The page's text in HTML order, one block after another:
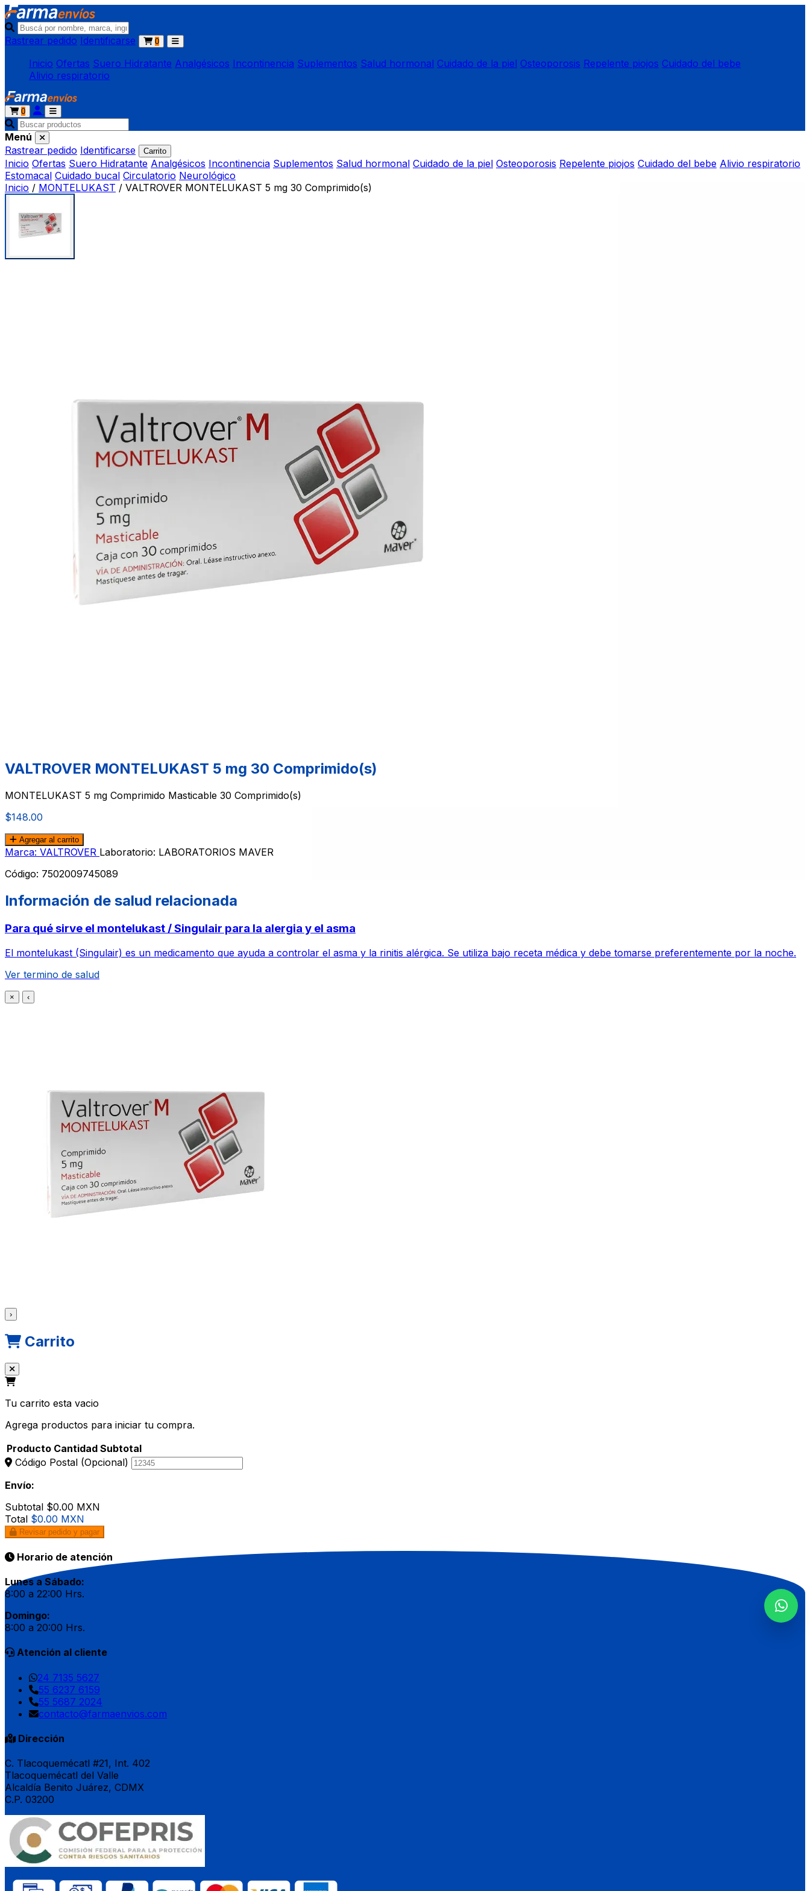
Rastrear pedido Identificarse 0
Inicio Ofertas Suero Hidratante Analgésicos Incontinencia Suplementos Salud hormonal Cuidado de la piel Osteoporosis Repelente piojos Cuidado del bebe
Alivio respiratorio
0
Menú
Rastrear pedido Identificarse Carrito
Inicio Ofertas Suero Hidratante Analgésicos Incontinencia Suplementos Salud hormonal Cuidado de la piel Osteoporosis Repelente piojos Cuidado del bebe Alivio respiratorio
Estomacal Cuidado bucal Circulatorio Neurológico
Inicio / MONTELUKAST / VALTROVER MONTELUKAST 5 mg 30 Comprimido(s)
VALTROVER MONTELUKAST 5 mg 30 Comprimido(s)
MONTELUKAST 5 mg Comprimido Masticable 30 Comprimido(s)
$148.00
Agregar al carrito
Marca: VALTROVER Laboratorio: LABORATORIOS MAVER
Código: 7502009745089
Información de salud relacionada
Para qué sirve el montelukast / Singulair para la alergia y el asma
El montelukast (Singulair) es un medicamento que ayuda a controlar el asma y la rinitis alérgica. Se utiliza bajo receta médica y debe tomarse preferentemente por la noche.
Ver termino de salud
× ‹
›
Carrito
Tu carrito esta vacio
Agrega productos para iniciar tu compra.
Producto Cantidad Subtotal
Código Postal (Opcional)
Envío:
Subtotal $0.00 MXN
Total $0.00 MXN
Revisar pedido y pagar
Horario de atención
Lunes a Sábado:
8:00 a 22:00 Hrs.
Domingo:
8:00 a 20:00 Hrs.
Atención al cliente
24 7135 5627
55 6237 6159
55 5687 2024
contacto@farmaenvios.com
Dirección
C. Tlacoquemécatl #21, Int. 402
Tlacoquemécatl del Valle
Alcaldía Benito Juárez, CDMX
C.P. 03200